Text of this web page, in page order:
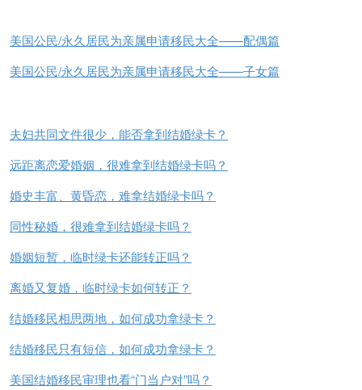
美国公民/永久居民为亲属申请移民大全——配偶篇
美国公民/永久居民为亲属申请移民大全——子女篇
夫妇共同文件很少，能否拿到结婚绿卡？
远距离恋爱婚姻，很难拿到结婚绿卡吗？
婚史丰富、黄昏恋，难拿结婚绿卡吗？
同性秘婚，很难拿到结婚绿卡吗？
婚姻短暂，临时绿卡还能转正吗？
离婚又复婚，临时绿卡如何转正？
结婚移民相思两地，如何成功拿绿卡？
结婚移民只有短信，如何成功拿绿卡？
美国结婚移民审理也看“门当户对”吗？